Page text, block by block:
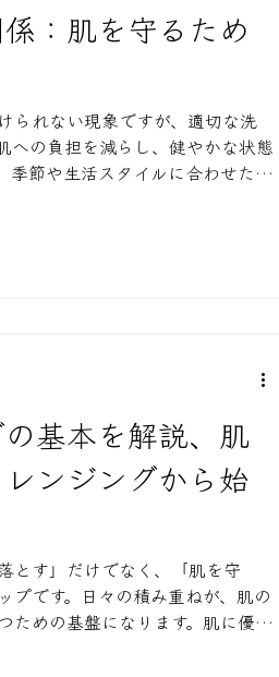
：肌を守るため
られない現象ですが、適切な洗
への負担を減らし、健やかな状態
季節や生活スタイルに合わせた洗
基本を解説、肌
ンジングから始
とす」だけでなく、「肌を守
プです。日々の積み重ねが、肌の
ための基盤になります。肌に優し